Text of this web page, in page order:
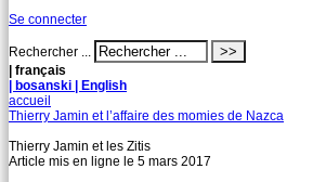
Se connecter
Rechercher ...
| français
| bosanski | English
accueil
Thierry Jamin et l’affaire des momies de Nazca
Thierry Jamin et les Zitis
Article mis en ligne le 5 mars 2017